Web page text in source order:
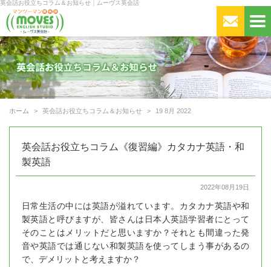
英会話お役立ちコラム＆お知らせ｜ムーヴス英会話
ホーム 英会話お役立ちコラム＆お知らせ 19 8月 2022
英会話お役立ちコラム《復習編》カタカナ英語・和
製英語
2022年08月19日
日常生活の中には英語が溢れています。カタカナ英語や和
製英語と呼びますが、皆さんは日本人英語学習者にとって
そのことはメリットだと思いますか？それとも間違った発
音や英語では通じない和製英語を使ってしまう事があるの
で、デメリットと考えますか？